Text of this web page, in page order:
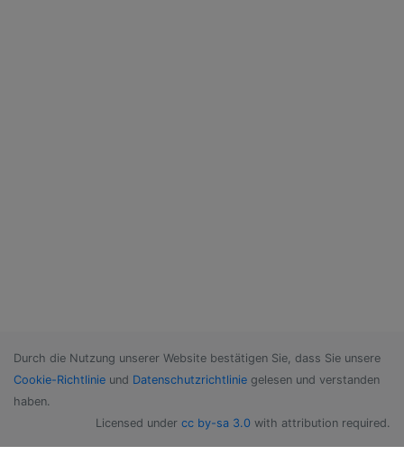
Durch die Nutzung unserer Website bestätigen Sie, dass Sie unsere
Cookie-Richtlinie und Datenschutzrichtlinie gelesen und verstanden
haben.
Licensed under cc by-sa 3.0 with attribution required.